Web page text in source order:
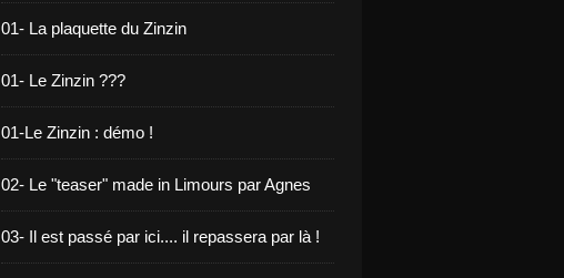
01- La plaquette du Zinzin
01- Le Zinzin ???
01-Le Zinzin : démo !
02- Le "teaser" made in Limours par Agnes
03- Il est passé par ici.... il repassera par là !